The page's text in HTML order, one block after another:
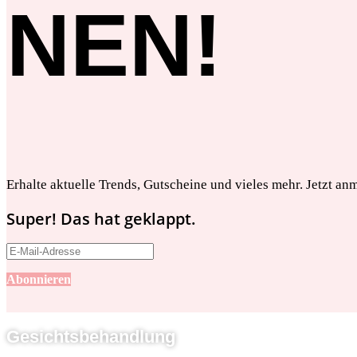
NEN!
Erhalte aktuelle Trends, Gutscheine und vieles mehr. Jetzt
Super! Das hat geklappt.
Abonnieren
Gesichtsbehandlung